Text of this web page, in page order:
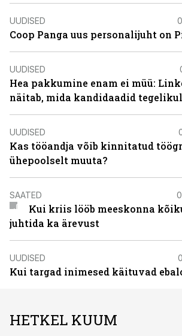
UUDISED
Coop Panga uus personalijuht on
UUDISED
Hea pakkumine enam ei müü:
näitab, mida kandidaadid
UUDISED
Kas tööandja võib kinnitatud
ühepoolselt muuta?
SAATED
Kui kriis lööb meeskonna
juhtida ka ärevust
UUDISED
Kui targad inimesed käituvad
HETKEL KUUM